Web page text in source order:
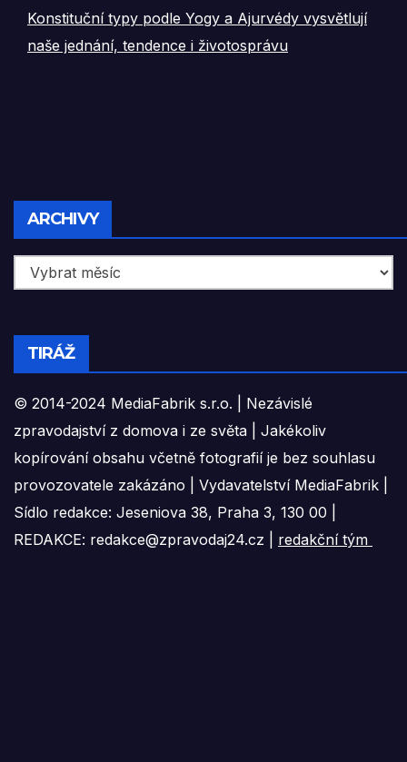
Konstituční typy podle Yogy a Ajurvédy vysvětlují
naše jednání, tendence i životosprávu
ARCHIVY
TIRÁŽ
© 2014-2024 MediaFabrik s.r.o. | Nezávislé
zpravodajství z domova i ze světa | Jakékoliv
kopírování obsahu včetně fotografií je bez souhlasu
provozovatele zakázáno | Vydavatelství MediaFabrik |
Sídlo redakce: Jeseniova 38, Praha 3, 130 00 |
REDAKCE: redakce@zpravodaj24.cz | redakční tým